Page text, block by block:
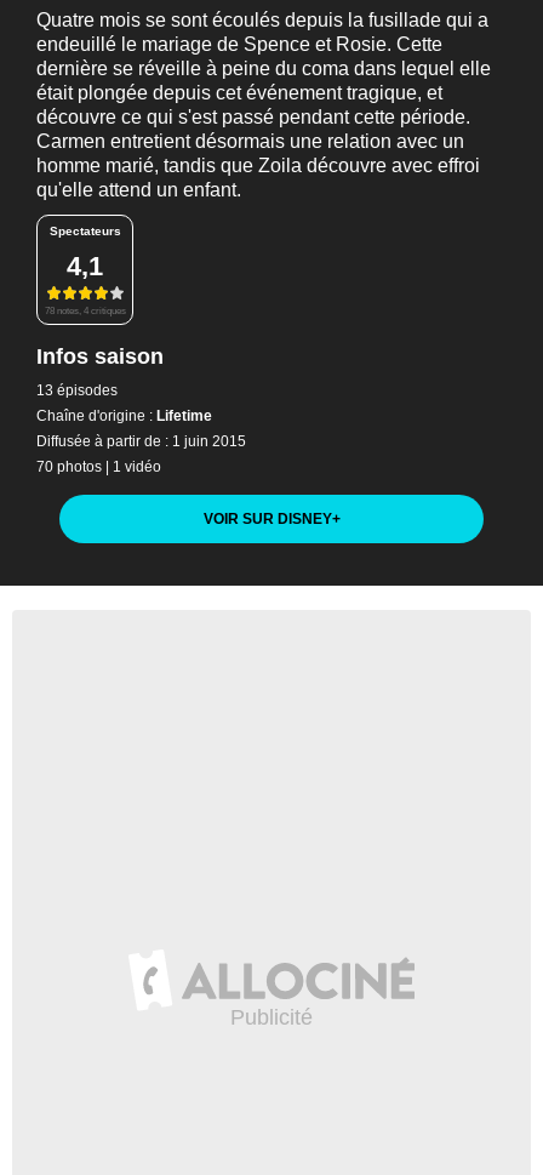
Quatre mois se sont écoulés depuis la fusillade qui a
endeuillé le mariage de Spence et Rosie. Cette
dernière se réveille à peine du coma dans lequel elle
était plongée depuis cet événement tragique, et
découvre ce qui s'est passé pendant cette période.
Carmen entretient désormais une relation avec un
homme marié, tandis que Zoila découvre avec effroi
qu'elle attend un enfant.
Spectateurs
4,1
78 notes, 4 critiques
Infos saison
13 épisodes
Chaîne d'origine : Lifetime
Diffusée à partir de : 1 juin 2015
70 photos | 1 vidéo
VOIR SUR DISNEY+